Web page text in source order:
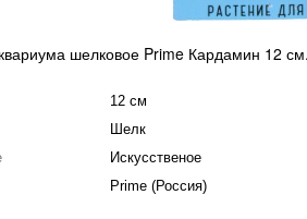
шелковое Prime Кардамин 12
12 см
Шелк
Искусственое
Prime (Россия)